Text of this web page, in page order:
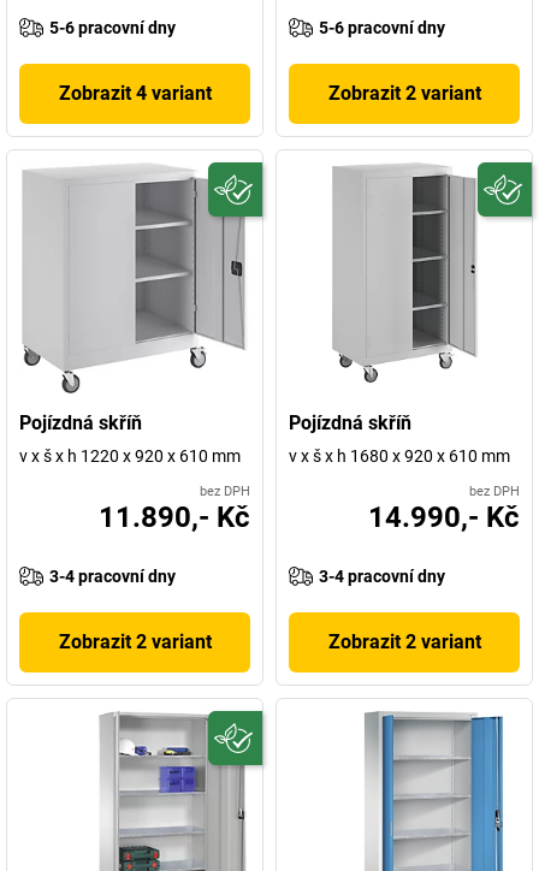
5-6 pracovní dny
Zobrazit 4 variant
5-6 pracovní dny
Zobrazit 2 variant
Pojízdná skříň
v x š x h 1220 x 920 x 610 mm
bez DPH
11.890,- Kč
3-4 pracovní dny
Zobrazit 2 variant
Pojízdná skříň
v x š x h 1680 x 920 x 610 mm
bez DPH
14.990,- Kč
3-4 pracovní dny
Zobrazit 2 variant